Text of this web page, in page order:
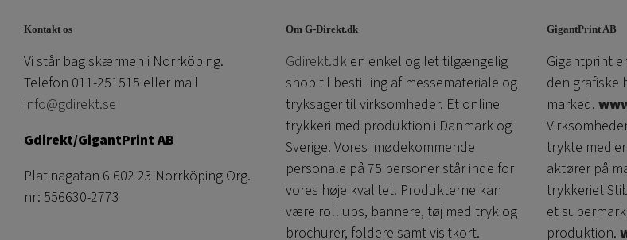
varianter.
kan
vælges
varesiden
Kontakt os
Vi står bag skærmen i Norrköping.
Telefon 011-251515 eller mail
info@gdirekt.se
Gdirekt/GigantPrint AB
Platinagatan 6 602 23 Norrköping Org.
nr: 556630-2773
Om G-Direkt.dk
Gdirekt.dken enkel og let tilgængelig
shop til bestilling af messemateriale og
tryksager til virksomheder. Et online
trykkeri med produktion i Danmark og
Sverige. Vores imødekommende
personale på 75 personer står inde for
vores høje kvalitet. Produkterne kan
være roll ups, bannere, tøj med tryk og
brochurer, foldere samt visitkort.
GigantPrint AB
Gigantprint
den grafiske
marked.
trykte
aktører på
trykkeriet
et
produktion.